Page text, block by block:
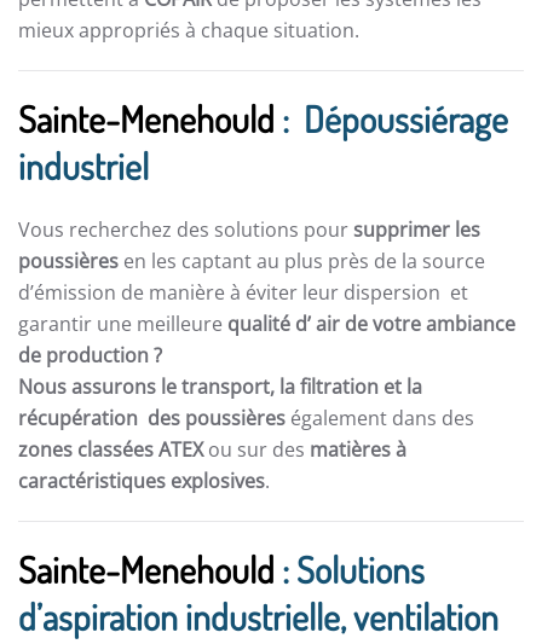
mieux appropriés à chaque situation.
Sainte-Menehould : Dépoussiérage
industriel
Vous recherchez des solutions poursupprimer les
poussières en les captant au plus près de la source
d’émission de manière à éviter leur dispersion et
garantir une meilleure qualité d’ air de votre ambiance
de production ?
Nous assurons le transport, la filtration et la
récupération des poussières également dans des
zones classées ATEXou sur des matières à
caractéristiques explosives.
Sainte-Menehould : Solutions
d’aspiration industrielle, ventilation